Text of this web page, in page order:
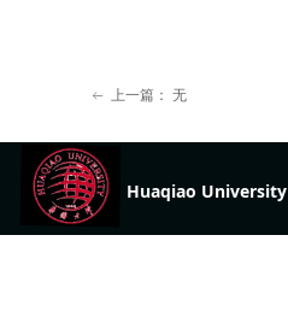
ꂃ 上一篇： 无
Huaqiao University